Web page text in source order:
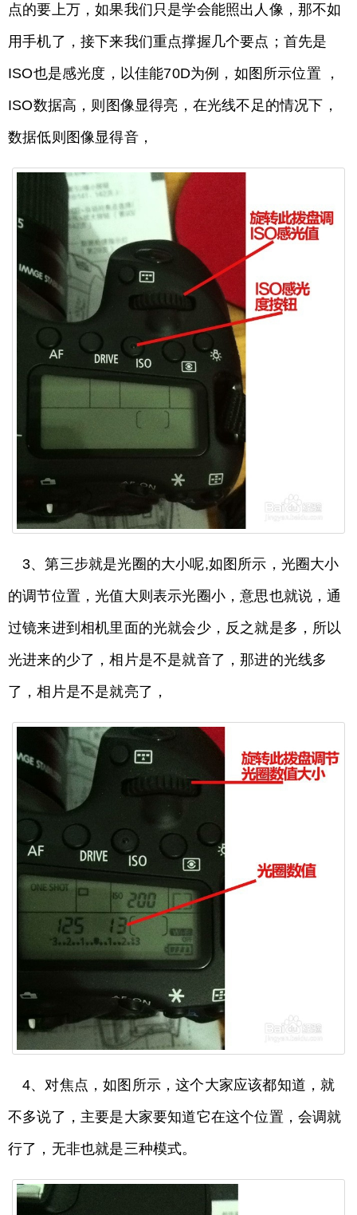
点的要上万，如果我们只是学会能照出人像，那不如
用手机了，接下来我们重点撑握几个要点；首先是
ISO也是感光度，以佳能70D为例，如图所示位置 ，
ISO数据高，则图像显得亮，在光线不足的情况下，
数据低则图像显得音，
3、第三步就是光圈的大小呢,如图所示，光圈大小
的调节位置，光值大则表示光圈小，意思也就说，通
过镜来进到相机里面的光就会少，反之就是多，所以
光进来的少了，相片是不是就音了，那进的光线多
了，相片是不是就亮了，
4、对焦点，如图所示，这个大家应该都知道，就
不多说了，主要是大家要知道它在这个位置，会调就
行了，无非也就是三种模式。